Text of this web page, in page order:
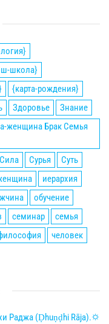
школа}
{карта-рождения}
Здоровье
Знание
женщина Брак Семья
Сила Сурья
Суть
иерархия
обучение
семинар
семья
человек
Раджа (Ḍhuṇḍhi Rāja).🌣